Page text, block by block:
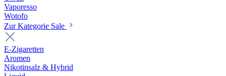
Vaporesso
Wotofo
Zur Kategorie Sale
E-Zigaretten
Aromen
Nikotinsalz & Hybrid